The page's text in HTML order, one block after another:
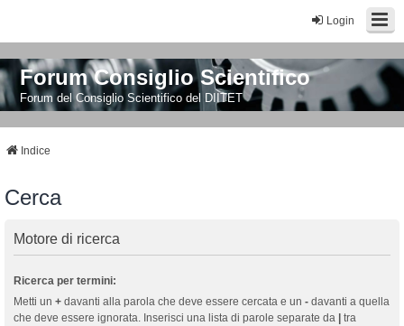
Login
Forum Consiglio Scientifico
Forum del Consiglio Scientifico del DIITET
Indice
Cerca
Motore di ricerca
Ricerca per termini:
Metti un + davanti alla parola che deve essere cercata e un - davanti a quella
che deve essere ignorata. Inserisci una lista di parole separate da
tra